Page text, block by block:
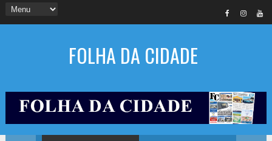
FOLHA DA CIDADE